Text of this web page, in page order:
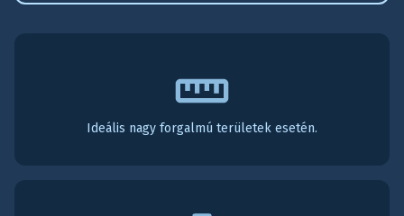
Ideális nagy forgalmú területek esetén.